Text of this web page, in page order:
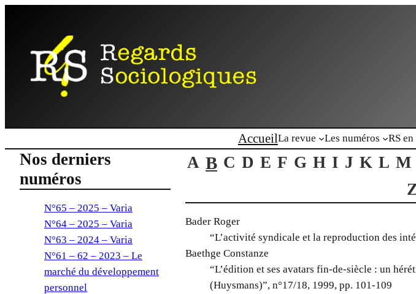
AccueilLa revue Les numéros RS
Nos derniers
numéros
N°65 – 2025 – Varia
N°64 – 2025 – Varia
N°63 – 2024 – Varia
N°61 – 62 – 2023 – Le
marché du développement
personnel
A B C D E F G H I J K L M
Bader Roger
“L’activité syndicale et la reproduction des
Baethge Constanze
“L’édition et ses avatars fin-de-siècle : un
(Huysmans)”, n°17/18, 1999, pp. 101-109